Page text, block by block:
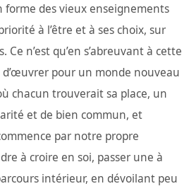
forme des vieux enseignements
à l’être et à ses choix, sur
Ce n’est qu’en s’abreuvant à cette
d’œuvrer pour un monde nouveau
chacun trouverait sa place, un
et de bien commun, et
par notre propre
à croire en soi, passer une à
intérieur, en dévoilant peu